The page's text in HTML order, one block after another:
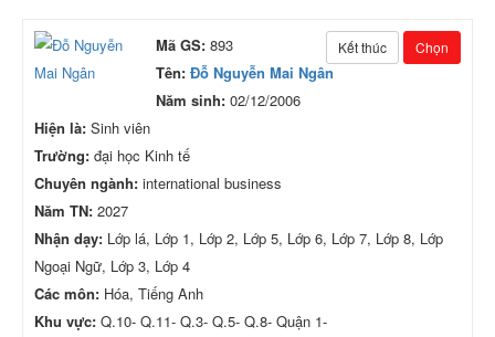
Kết thúc Chọn
Mã GS: 893
Tên: Đỗ Nguyễn Mai Ngân
Năm sinh: 02/12/2006
Hiện là: Sinh viên
Trường: đại học Kinh tế
Chuyên ngành: international business
Năm TN: 2027
Nhận dạy: Lớp lá, Lớp 1, Lớp 2, Lớp 5, Lớp 6, Lớp 7, Lớp 8, Lớp
Ngoại Ngữ, Lớp 3, Lớp 4
Các môn: Hóa, Tiếng Anh
Khu vực: Q.10- Q.11- Q.3- Q.5- Q.8- Quận 1-